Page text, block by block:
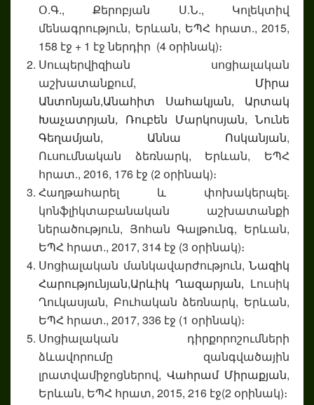
Օ.Գ., Քերոբյան Ս.Ն., Կոլեկտիվ
մենագրություն, Երևան, ԵՊՀ հրատ., 2015,
158 էջ + 1 էջ ներդիր (4 օրինակ)։
Սուպերվիզիան սոցիալական
աշխատանքում, Միրա
Անտոնյան,Անահիտ Սահակյան,
Արտակ
Խաչատրյան, Ռուբեն Մարկոսյան, Նունե
Գեղամյան,
Աննա Ոսկանյան,
Ուսումնական ձեռնարկ, Երևան, ԵՊՀ
հրատ., 2016, 176 էջ (2 օրինակ)։
Հաղթահարել և փոխակերպել.
կոնֆլիկտաբանական աշխատանքի
ներածություն, Յոհան Գալթունգ, Երևան,
ԵՊՀ հրատ., 2017, 314 էջ (3 օրինակ)։
Սոցիալական մանկավարժություն, Նազիկ
Հարությունյան,Արևիկ Ղազարյան, Լուսիկ
Ղուկասյան, Բուհական ձեռնարկ, Երևան,
ԵՊՀ հրատ., 2017, 336 էջ (1 օրինակ)։
Սոցիալական դիրքորոշումների
ձևավորումը զանգվածային
լրատվամիջոցներով, Վահրամ Միրաքյան,
Երևան, ԵՊՀ հրատ, 2015, 216 էջ(2 օրինակ)։